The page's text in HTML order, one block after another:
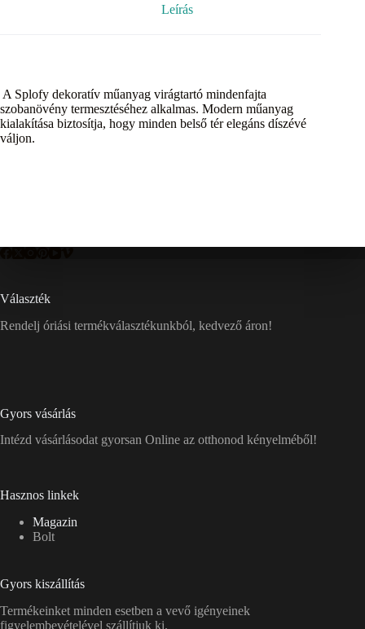
Leírás
A Splofy dekoratív műanyag virágtartó mindenfajta
szobanövény termesztéséhez alkalmas. Modern műanyag
kialakítása biztosítja, hogy minden belső tér elegáns díszévé
váljon.
Választék
Rendelj óriási termékválasztékunkból, kedvező áron!
Gyors vásárlás
Intézd vásárlásodat gyorsan Online az otthonod kényelméből!
Hasznos linkek
Magazin
Bolt
Gyors kiszállítás
Termékeinket minden esetben a vevő igényeinek
figyelembevételével szállítjuk ki.